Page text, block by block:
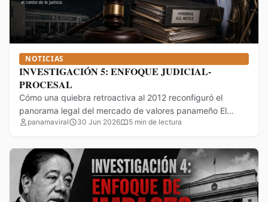
NOTICIAS
INVESTIGACIÓN 5: ENFOQUE JUDICIAL-
PROCESAL
Cómo una quiebra retroactiva al 2012 reconfiguró el
panorama legal del mercado de valores panameño El
Juzgado Primero…
panamaviral 30 Jun 2026 5 min de lectura